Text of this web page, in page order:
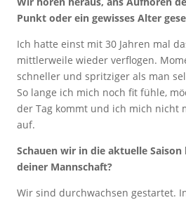
Punkt oder ein gewisses Alter
Ich hatte einst mit 30 Jahren mal
mittlerweile wieder verflogen.
schneller und spritziger als man
So lange ich mich noch fit fühle,
der Tag kommt und ich mich nicht
auf.
Schauen wir in die aktuelle
deiner Mannschaft?
Wir sind durchwachsen gestartet.